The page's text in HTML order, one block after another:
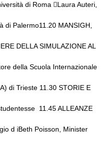
di Roma Laura Auteri,
di Palermo11.20 MANSIGH,
DELLA SIMULAZIONE AL
della Scuola Internazionale
di Trieste 11.30 STORIE E
11.45ALLEANZE
d iBeth Poisson Minister